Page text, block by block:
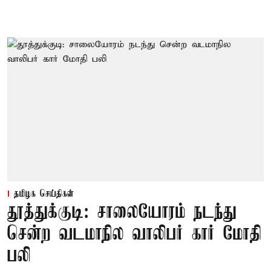
தமிழக செய்திகள்
தூத்துக்குடி: சாலையோரம் நடந்து
சென்ற வடமாநில வாலிபர் கார் மோதி
பலி